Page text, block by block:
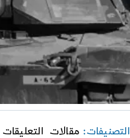
التصنيفات: مقالات التعليقات 0